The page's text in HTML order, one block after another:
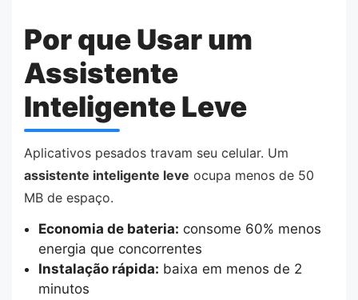
Por que Usar um
Assistente
Inteligente Leve
Aplicativos pesados travam seu celular. Um
assistente inteligente leve ocupa menos de 50
MB de espaço.
Economia de bateria: consome 60% menos
energia que concorrentes
Instalação rápida: baixa em menos de 2
minutos